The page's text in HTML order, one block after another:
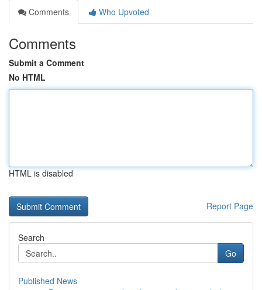
Comments
Who Upvoted
Comments
Submit a Comment
No HTML
HTML is disabled
Report Page
Search
Go
Published News